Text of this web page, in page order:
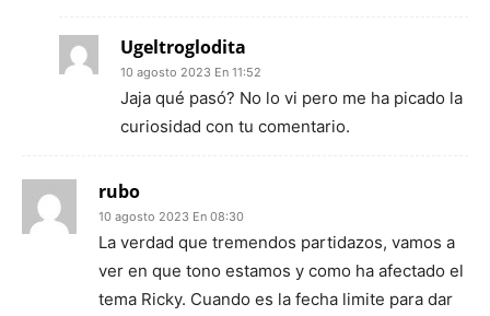
Ugeltroglodita
10 agosto 2023 En 11:52
Jaja qué pasó? No lo vi pero me ha picado la
curiosidad con tu comentario.
rubo
10 agosto 2023 En 08:30
La verdad que tremendos partidazos, vamos a
ver en que tono estamos y como ha afectado el
tema Ricky. Cuando es la fecha limite para dar